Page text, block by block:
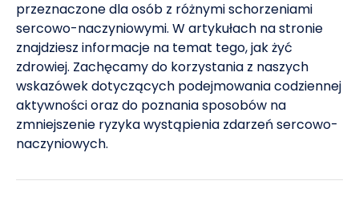
2
Jankowska-Polańska, B., Uchmanowicz, I.
Stosowanie się do zaleceń terapeutycznych w
niewydolności serca. Choroby Serca i Naczyń 2016,
13 (3), 227–234.
3
Krajewska-Kułak, E., Łukaszuk, C. Kułak, W. Wpływ
właściwej komunikacji zespół terapeutyczny-pacjent
na zapobieganie nieprzestrzeganiu zaleceń
przeznaczone dla osób z różnymi schorzeniami
sercowo-naczyniowymi. W artykułach na stronie
znajdziesz informacje na temat tego, jak żyć
zdrowiej. Zachęcamy do korzystania z naszych
wskazówek dotyczących podejmowania codziennej
aktywności oraz do poznania sposobów na
zmniejszenie ryzyka wystąpienia zdarzeń sercowo-
naczyniowych.